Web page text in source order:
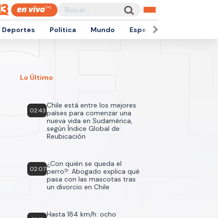
Deportes Política Mundo Espectáculos
Lo Último
02:43
Chile está entre los mejores
países para comenzar una
nueva vida en Sudamérica,
según Índice Global de
Reubicación
02:07
¿Con quién se queda el
perro?: Abogado explica qué
pasa con las mascotas tras
un divorcio en Chile
Hasta 184 km/h: ocho